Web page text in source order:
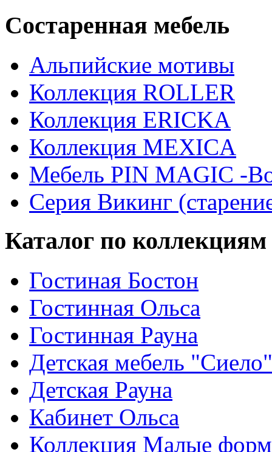
Состаренная мебель
Альпийские мотивы
Коллекция ROLLER
Коллекция ERICKA
Коллекция MEXICA
Мебель PIN MAGIС -
Серия Викинг
Каталог по коллекциям
Гостиная Бостон
Гостинная Ольса
Гостинная Рауна
Детская мебель "Сиело"
Детская Рауна
Кабинет Ольса
Коллекция Малые